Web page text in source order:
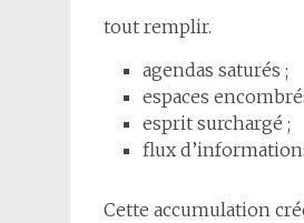
tout remplir.
agendas saturés ;
espaces
esprit surchargé ;
flux
Cette accumulation